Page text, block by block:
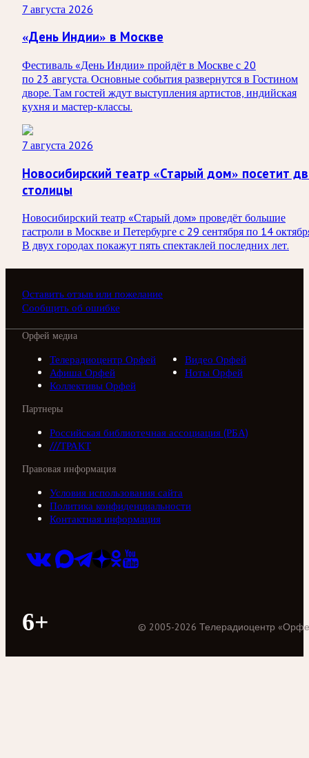
7 августа 2026
«День Индии» в Москве
Фестиваль «День Индии» пройдёт в Москве с 20
по 23 августа. Основные события развернутся в Гостином
дворе. Там гостей ждут выступления артистов, индийская
кухня и мастер-классы.
7 августа 2026
Новосибирский театр «Старый дом» посетит
столицы
Новосибирский театр «Старый дом» проведёт большие
гастроли в Москве и Петербурге с 29 сентября по 14
В двух городах покажут пять спектаклей последних лет.
Оставить отзыв или пожелание
Сообщить об ошибке
Орфей медиа
Телерадиоцентр Орфей
Видео Орфей
Афиша Орфей
Ноты Орфей
Коллективы Орфей
Партнеры
Российская библиотечная ассоциация (РБА)
///ТРАКТ
Правовая информация
Условия использования сайта
Политика конфиденциальности
Контактная информация
6+ © 2005-2026 Телерадиоцентр